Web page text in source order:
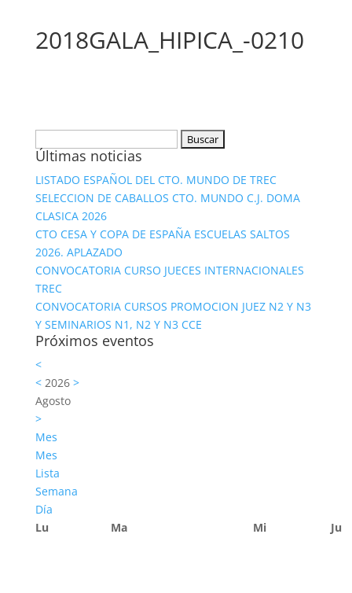
2018GALA_HIPICA_-0210
Últimas noticias
LISTADO ESPAÑOL DEL CTO. MUNDO DE TREC
SELECCION DE CABALLOS CTO. MUNDO C.J. DOMA
CLASICA 2026
CTO CESA Y COPA DE ESPAÑA ESCUELAS SALTOS
2026. APLAZADO
CONVOCATORIA CURSO JUECES INTERNACIONALES
TREC
CONVOCATORIA CURSOS PROMOCION JUEZ N2 Y N3
Y SEMINARIOS N1, N2 Y N3 CCE
Próximos eventos
<
<2026 >
Agosto
>
Mes
Mes
Lista
Semana
Día
Lu
Ma Mi Ju